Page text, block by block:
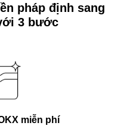
pháp định sang
3 bước
miễn phí